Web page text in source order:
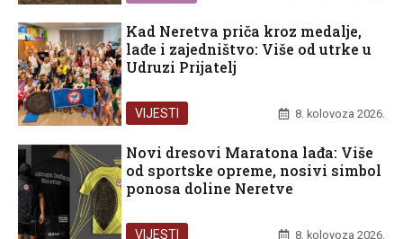
Kad Neretva priča kroz medalje,
lađe i zajedništvo: Više od utrke u
Udruzi Prijatelj
VIJESTI 8. kolovoza 2026.
Novi dresovi Maratona lađa: Više
od sportske opreme, nosivi simbol
ponosa doline Neretve
VIJESTI 8. kolovoza 2026.